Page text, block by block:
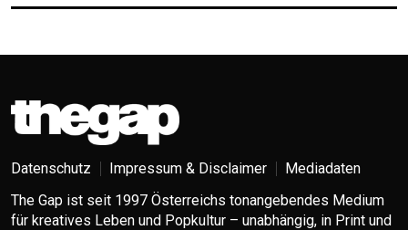
Datenschutz Impressum & Disclaimer
Mediadaten
The Gap ist seit 1997 Österreichs tonangebendes Medium
für kreatives Leben und Popkultur – unabhängig, in Print und